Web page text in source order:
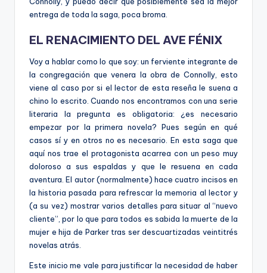
entrega de toda la saga, poca broma.
EL RENACIMIENTO DEL AVE FÉNIX
Voy a hablar como lo que soy: un ferviente integrante de
la congregación que venera la obra de Connolly, esto
viene al caso por si el lector de esta reseña le suena a
chino lo escrito. Cuando nos encontramos con una serie
literaria la pregunta es obligatoria: ¿es necesario
empezar por la primera novela? Pues según en qué
casos sí y en otros no es necesario. En esta saga que
aquí nos trae el protagonista acarrea con un peso muy
doloroso a sus espaldas y que le resuena en cada
aventura. El autor (normalmente) hace cuatro incisos en
la historia pasada para refrescar la memoria al lector y
(a su vez) mostrar varios detalles para situar al “nuevo
cliente”, por lo que para todos es sabida la muerte de la
mujer e hija de Parker tras ser descuartizadas veintitrés
novelas atrás.
Este inicio me vale para justificar la necesidad de haber